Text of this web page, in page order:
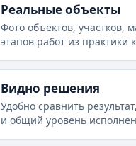
Реальные объекты
Фото объектов, участков,
этапов работ из практики
Видно решения
Удобно сравнить
и общий уровень